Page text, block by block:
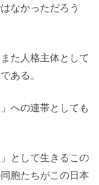
なかっただろう
た人格主体として
ある。
への連帯としても
として生きるこの
胞たちがこの日本